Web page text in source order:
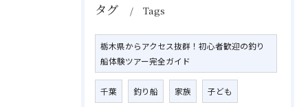
タグ Tags
栃木県からアクセス抜群！初心者歓迎の釣り
船体験ツアー完全ガイド
千葉 釣り船 家族 子ども